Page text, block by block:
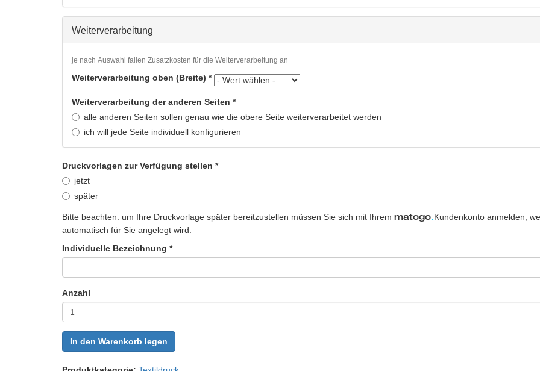
Weiterverarbeitung
je nach Auswahl fallen Zusatzkosten für die Weiterverarbeitung an
Weiterverarbeitung oben (Breite) *
Weiterverarbeitung der anderen Seiten *
alle anderen Seiten sollen genau wie die obere Seite weiterverarbeitet werden
ich will jede Seite individuell konfigurieren
Druckvorlagen zur Verfügung stellen *
jetzt
später
Bitte beachten: um Ihre Druckvorlage später bereitzustellen müssen Sie sich mit Ihrem matogo.Kundenkonto anmelden,
automatisch für Sie angelegt wird.
Individuelle Bezeichnung *
Anzahl
In den Warenkorb legen